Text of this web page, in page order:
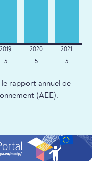
5 5 5
le rapport annuel de
(AEE).